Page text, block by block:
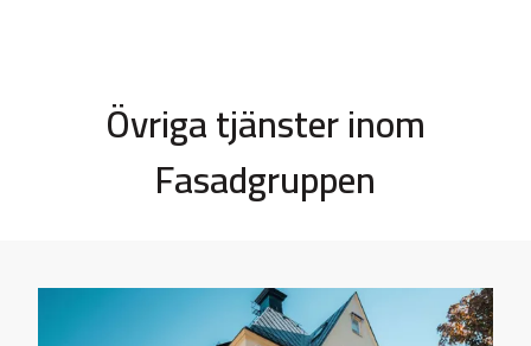
Övriga tjänster inom
Fasadgruppen